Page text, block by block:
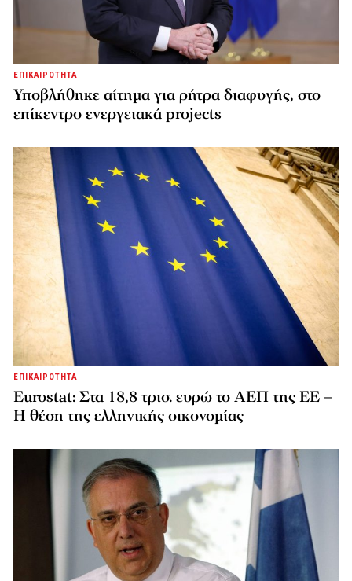
ΕΠΙΚΑΙΡΟΤΗΤΑ
Υποβλήθηκε αίτημα για ρήτρα διαφυγής, στο
επίκεντρο ενεργειακά projects
ΕΠΙΚΑΙΡΟΤΗΤΑ
Eurostat: Στα 18,8 τρισ. ευρώ το ΑΕΠ της ΕΕ –
Η θέση της ελληνικής οικονομίας